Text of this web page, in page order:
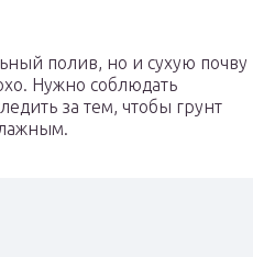
полив, но и сухую почву
Нужно соблюдать
за тем, чтобы грунт